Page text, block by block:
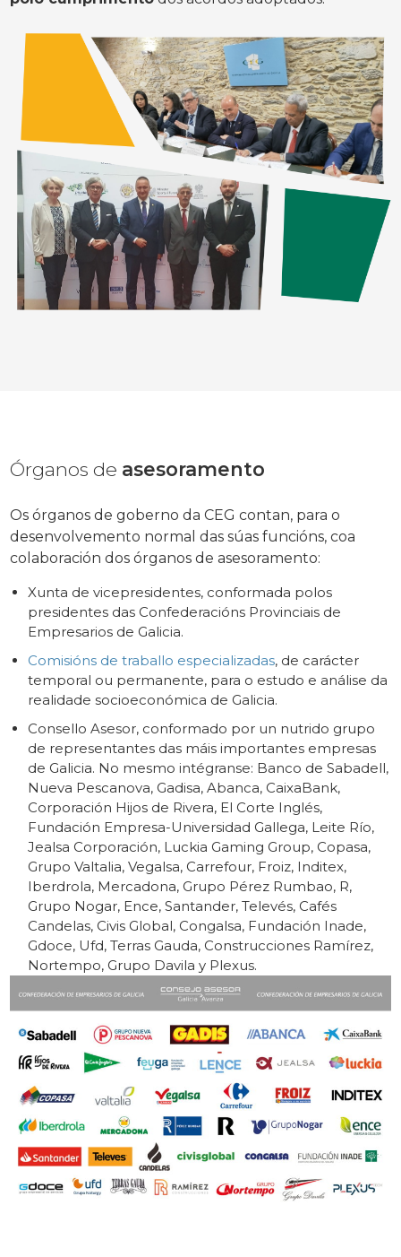
Órganos de asesoramento
Os órganos de goberno da CEG contan, para o
desenvolvemento normal das súas funcións, coa
colaboración dos órganos de asesoramento:
Xunta de vicepresidentes, conformada polos
presidentes das Confederacións Provinciais de
Empresarios de Galicia.
Comisións de traballo especializadas, de carácter
temporal ou permanente, para o estudo e análise da
realidade socioeconómica de Galicia.
Consello Asesor, conformado por un nutrido grupo
de representantes das máis importantes empresas
de Galicia. No mesmo intégranse: Banco de Sabadell,
Nueva Pescanova, Gadisa, Abanca, CaixaBank,
Corporación Hijos de Rivera, El Corte Inglés,
Fundación Empresa-Universidad Gallega, Leite Río,
Jealsa Corporación, Luckia Gaming Group, Copasa,
Grupo Valtalia, Vegalsa, Carrefour, Froiz, Inditex,
Iberdrola, Mercadona, Grupo Pérez Rumbao, R,
Grupo Nogar, Ence, Santander, Televés, Cafés
Candelas, Civis Global, Congalsa, Fundación Inade,
Gdoce, Ufd, Terras Gauda, Construcciones Ramírez,
Nortempo, Grupo Davila y Plexus.